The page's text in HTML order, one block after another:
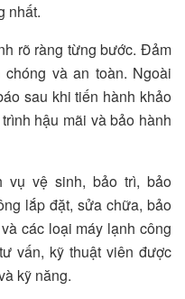
nhất.
rõ ràng từng bước. Đảm
và an toàn. Ngoài
sau khi tiến hành khảo
hậu mãi và bảo hành
vụ vệ sinh, bảo trì, bảo
lắp đặt, sửa chữa, bảo
các loại máy lạnh công
vấn, kỹ thuật viên được
kỹ năng.